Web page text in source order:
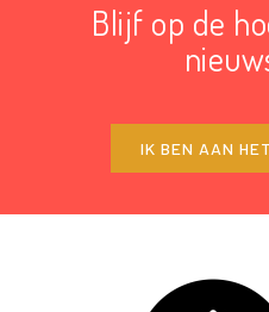
Blijf op de
IK BEN AAN